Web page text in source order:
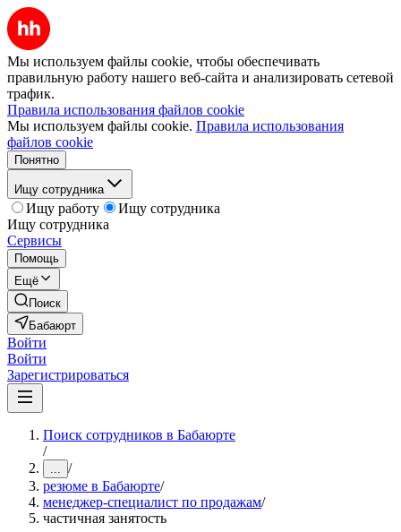
Мы используем файлы cookie, чтобы обеспечивать
правильную работу нашего веб-сайта и анализировать сетевой
трафик.
Правила использования файлов cookie
Мы используем файлы cookie. Правила использования
файлов cookie
Понятно
Ищу сотрудника
Ищу работу
Ищу сотрудника
Ищу сотрудника
Сервисы
Помощь
Ещё
Поиск
Бабаюрт
Войти
Войти
Зарегистрироваться
Поиск сотрудников в Бабаюрте
/
... /
резюме в Бабаюрте/
менеджер-специалист по продажам/
частичная занятость